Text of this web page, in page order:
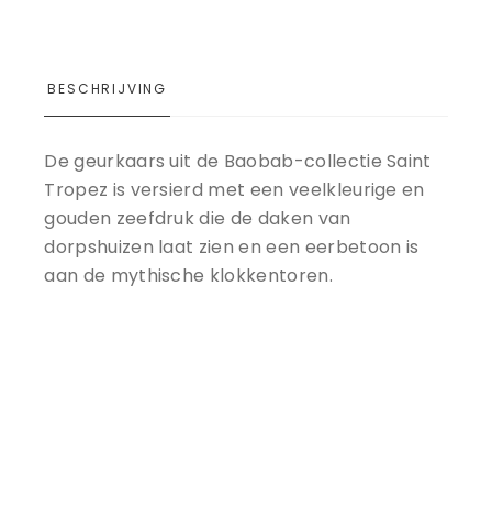
BESCHRIJVING
De geurkaars uit de Baobab-collectie Saint
Tropez is versierd met een veelkleurige en
gouden zeefdruk die de daken van
dorpshuizen laat zien en een eerbetoon is
aan de mythische klokkentoren.